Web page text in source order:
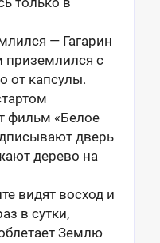
— Гагарин
приземлился с
от капсулы.
фильм «Белое
дверь
дерево на
видят восход и
в сутки,
Землю